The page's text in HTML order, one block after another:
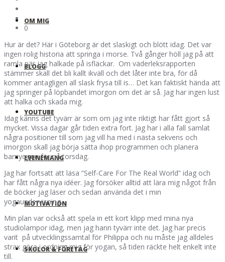
OM MIG
BLOGG
YOUTUBE
EVENEMANG
MOTIVATION
SKOLOR & FÖRETAG
0
Hur är det? Här i Göteborg är det slaskigt och blött idag. Det var
ingen rolig historia att springa i morse. Två gånger höll jag på att
ramla när jag halkade på isfläckar. Om väderleksrapporten
stämmer skall det bli kallt ikväll och det låter inte bra, för då
kommer antagligen all slask frysa till is… Det kan faktiskt hända att
jag springer på löpbandet imorgon om det är så. Jag har ingen lust
att halka och skada mig.
Idag känns det tyvärr är som om jag inte riktigt har fått gjort så
mycket. Vissa dagar går tiden extra fort. Jag har i alla fall samlat
några positioner till som jag vill ha med i nästa sekvens och
imorgon skall jag börja sätta ihop programmen och planera
barnyogan för på torsdag.
Jag har fortsatt att läsa “Self-Care For The Real World” idag och
har fått några nya idéer. Jag försöker alltid att lära mig något från
de böcker jag läser och sedan använda det i min
yogaundervisning.
Min plan var också att spela in ett kort klipp med mina nya
studiolampor idag, men jag hann tyvärr inte det. Jag har precis
varit på utvecklingssamtal för Philippa och nu måste jag alldeles
strax göra i ordning mig för yogan, så tiden räckte helt enkelt inte
till.